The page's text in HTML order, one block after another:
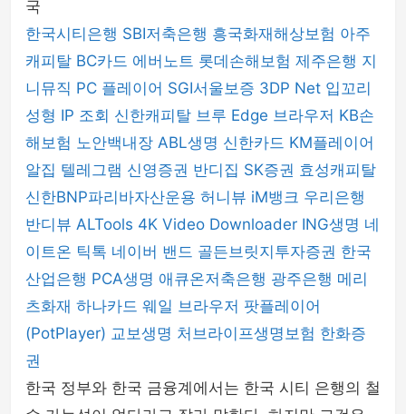
국
한국시티은행 SBI저축은행 흥국화재해상보험 아주
캐피탈 BC카드 에버노트 롯데손해보험 제주은행 지
니뮤직 PC 플레이어 SGI서울보증 3DP Net 입꼬리
성형 IP 조회 신한캐피탈 브루 Edge 브라우저 KB손
해보험 노안백내장 ABL생명 신한카드 KM플레이어
알집 텔레그램 신영증권 반디집 SK증권 효성캐피탈
신한BNP파리바자산운용 허니뷰 iM뱅크 우리은행
반디뷰 ALTools 4K Video Downloader ING생명 네
이트온 틱톡 네이버 밴드 골든브릿지투자증권 한국
산업은행 PCA생명 애큐온저축은행 광주은행 메리
츠화재 하나카드 웨일 브라우저 팟플레이어
(PotPlayer) 교보생명 처브라이프생명보험 한화증
권
한국 정부와 한국 금융계에서는 한국 시티 은행의 철